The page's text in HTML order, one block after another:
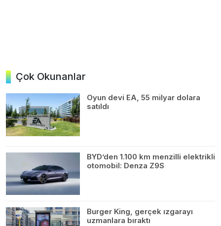
Çok Okunanlar
Oyun devi EA, 55 milyar dolara
satıldı
BYD’den 1.100 km menzilli elektrikli
otomobil: Denza Z9S
Burger King, gerçek ızgarayı
uzmanlara bıraktı